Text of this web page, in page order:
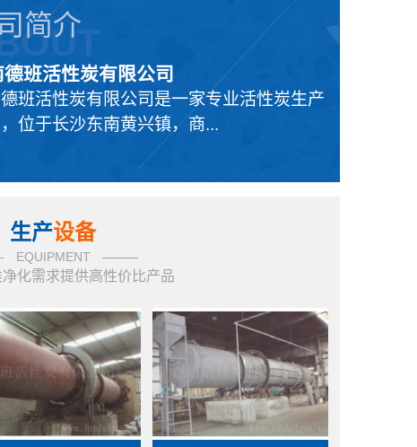
简介
班活性炭有限公司
班活性炭有限公司是一家专业活性炭生产
位于长沙东南黄兴镇，商...
生产设备
EQUIPMENT
化需求提供高性价比产品